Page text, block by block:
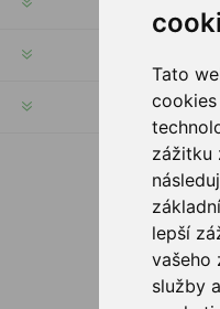
Tato
zážitku
lepší
vašeho
služby